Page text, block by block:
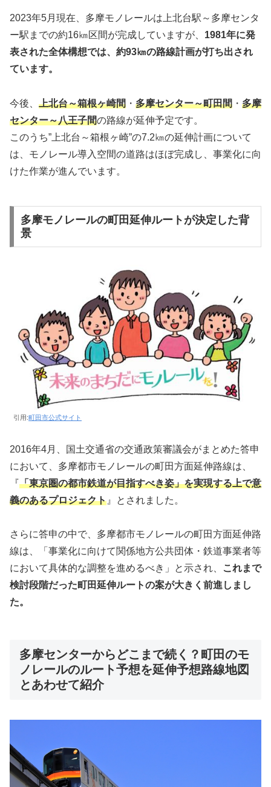
2023年5月現在、多摩モノレールは上北台駅～多摩センタ
ー駅までの約16㎞区間が完成していますが、 1981年に発
表された全体構想では、約93㎞の路線計画が打ち出され
ています。
今後、 上北台～箱根ヶ崎間 ・ 多摩センター～町田間 ・ 多摩
センター～八王子間の路線が延伸予定です。
このうち”上北台～箱根ヶ崎”の7.2㎞の延伸計画について
は、モノレール導入空間の道路はほぼ完成し、事業化に向
けた作業が進んでいます。
多摩モノレールの町田延伸ルートが決定した背
景
引用:町田市公式サイト
2016年4月、国土交通省の交通政策審議会がまとめた答申
において、多摩都市モノレールの町田方面延伸路線は、
『「東京圏の都市鉄道が目指すべき姿」を実現する上で意
義のあるプロジェクト 』とされました。
さらに答申の中で、多摩都市モノレールの町田方面延伸路
線は、「事業化に向けて関係地方公共団体・鉄道事業者等
において具体的な調整を進めるべき」と示され、
これまで
検討段階だった町田延伸ルートの案が大きく前進しまし
た。
多摩センターからどこまで続く？町田のモ
ノレールのルート予想を延伸予想路線地図
とあわせて紹介